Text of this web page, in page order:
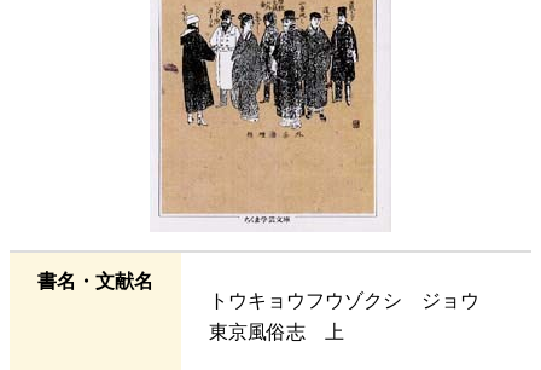
書名・文献名
トウキョウフウゾクシ ジョウ
東京風俗志 上